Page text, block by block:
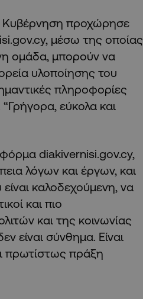
Κυβέρνηση προχώρησε
μέσω της οποίας
ομάδα, μπορούν να
υλοποίησης του
πληροφορίες
εύκολα και
diakivernisi.gov.cy,
λόγων και έργων, και
καλοδεχούμενη, να
και πιο
και της κοινωνίας
είναι σύνθημα. Είναι
πρωτίστως πράξη